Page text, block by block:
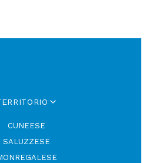
CUNEESE
SALUZZESE